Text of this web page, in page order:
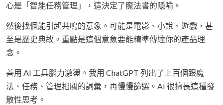
心是「智能任務管理」，這決定了魔法書的隱喻。
然後找個能引起共鳴的意象。可能是電影、小說、遊戲，甚
至是歷史典故。重點是這個意象要能精準傳達你的產品理
念。
善用 AI 工具腦力激盪。我用 ChatGPT 列出了上百個跟魔
法、任務、管理相關的詞彙，再慢慢篩選。AI 很擅長這種發
散性思考。